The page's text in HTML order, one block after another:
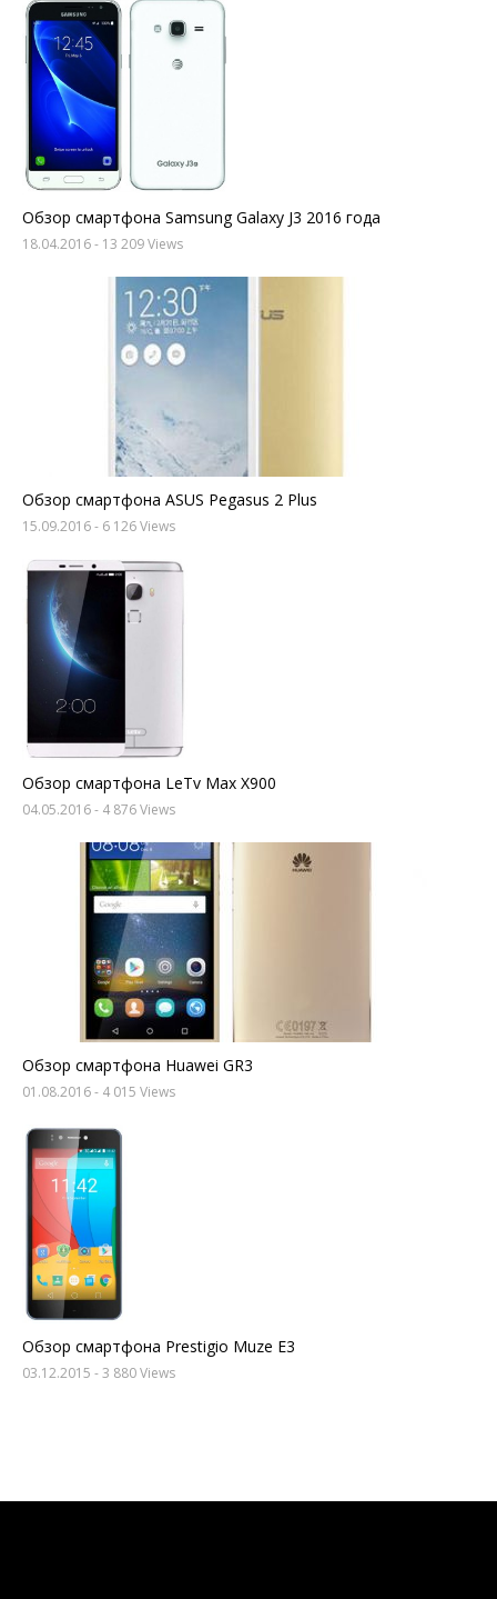
Обзор смартфона Samsung Galaxy J3 2016 года
18.04.2016- 13 209 Views
Обзор смартфона ASUS Pegasus 2 Plus
15.09.2016- 6 126 Views
Обзор смартфона LeTv Max X900
04.05.2016- 4 876 Views
Обзор смартфона Huawei GR3
01.08.2016- 4 015 Views
Обзор смартфона Prestigio Muze E3
03.12.2015 - 3 880 Views